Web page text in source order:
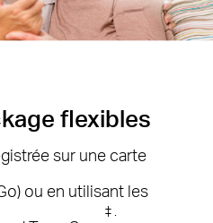
flexibles
sur une carte
ou en utilisant les
‡ .